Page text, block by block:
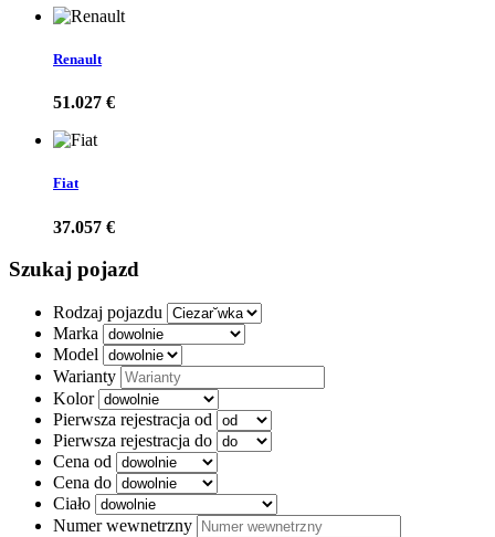
Renault
51.027 €
Fiat
37.057 €
Szukaj pojazd
Rodzaj pojazdu
Marka
Model
Warianty
Kolor
Pierwsza rejestracja od
Pierwsza rejestracja do
Cena od
Cena do
Ciało
Numer wewnetrzny